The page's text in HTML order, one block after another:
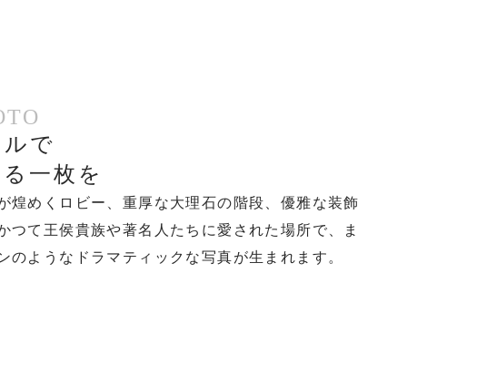
で
一枚を
煌めくロビー、重厚な大理石の階段、優雅な装飾
て王侯貴族や著名人たちに愛された場所で、ま
のようなドラマティックな写真が生まれます。